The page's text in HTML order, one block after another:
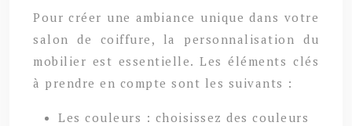
Pour créer une ambiance unique dans votre
salon de coiffure, la personnalisation du
mobilier est essentielle. Les éléments clés
à prendre en compte sont les suivants :
Les couleurs : choisissez des couleurs